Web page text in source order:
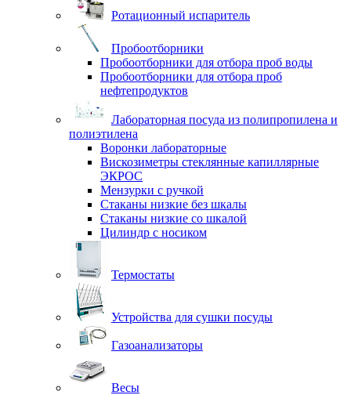
Ротационный испаритель
Пробоотборники
Пробоотборники для отбора проб воды
Пробоотборники для отбора проб
нефтепродуктов
Лабораторная посуда из полипропилена и
полиэтилена
Воронки лабораторные
Вискозиметры стеклянные капиллярные
ЭКРОС
Мензурки с ручкой
Стаканы низкие без шкалы
Стаканы низкие со шкалой
Цилиндр с носиком
Термостаты
Устройства для сушки посуды
Газоанализаторы
Весы